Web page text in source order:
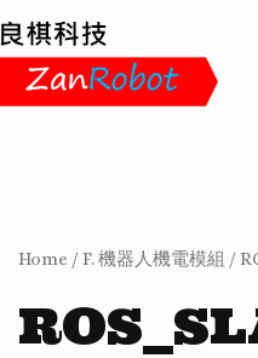
Home / F. 機器人機電模組 /